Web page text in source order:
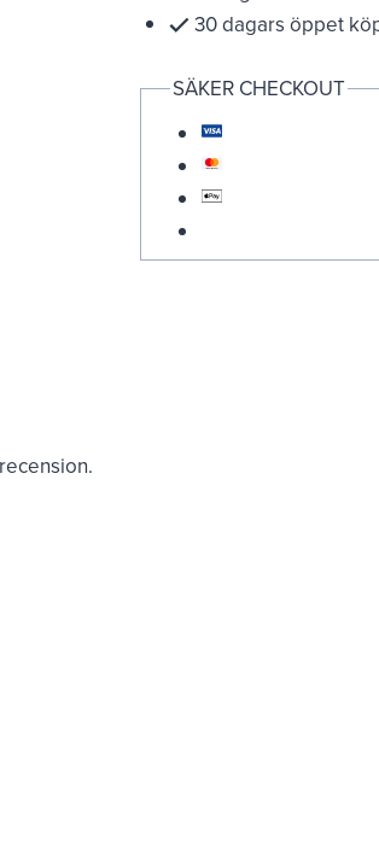
30 dagars öppet
SÄKER CHECKOUT